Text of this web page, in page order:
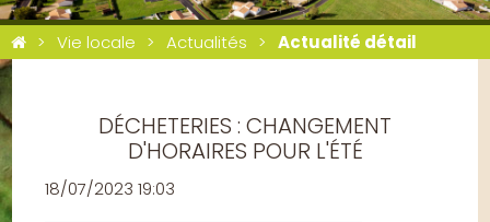
Vie locale Actualités Actualité détail
DÉCHETERIES : CHANGEMENT
D'HORAIRES POUR L'ÉTÉ
18/07/2023 19:03